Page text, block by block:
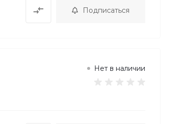
Подписаться
Нет в наличии